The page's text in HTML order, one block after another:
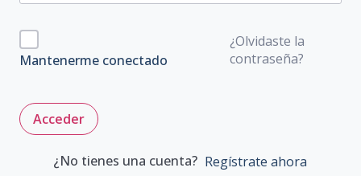
Mantenerme conectado
¿Olvidaste la
contraseña?
Acceder
¿No tienes una cuenta? Regístrate ahora